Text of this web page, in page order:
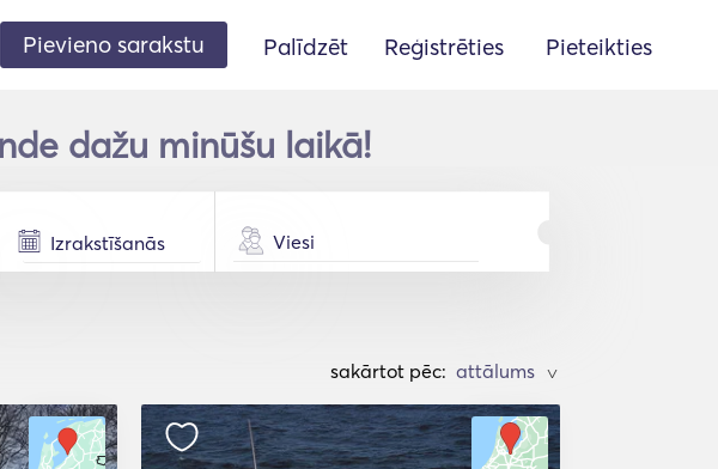
Pievieno sarakstu Palīdzēt Reģistrēties Pieteikties
dažu minūšu laikā!
Viesi
sakārtot pēc: >